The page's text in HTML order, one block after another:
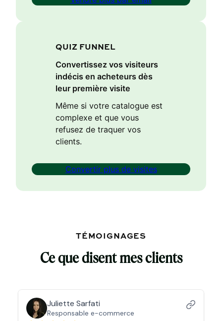
QUIZ FUNNEL
Convertissez vos visiteurs
indécis en acheteurs dès
leur première visite
Même si votre catalogue est
complexe et que vous
refusez de traquer vos
clients.
Convertir plus de visites
TÉMOIGNAGES
Ce que disent mes clients